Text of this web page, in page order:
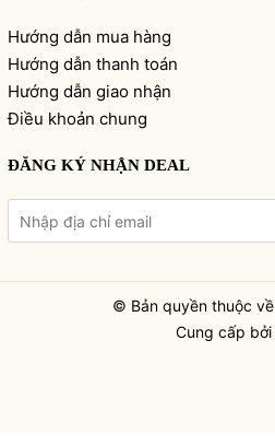
Hướng dẫn mua hàng
Hướng dẫn thanh toán
Hướng dẫn giao nhận
Điều khoản chung
ĐĂNG KÝ NHẬN DEAL
© Bản quyền thuộc về
Cung cấp bởi